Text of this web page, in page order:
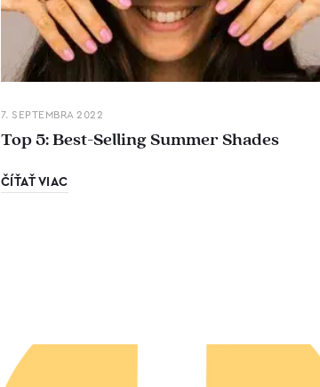
7. SEPTEMBRA 2022
Top 5: Best-Selling Summer Shades
ČÍŤAŤ VIAC